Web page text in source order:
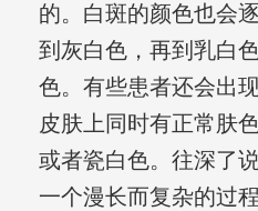
的。白斑的颜色也会
到灰白色，再到乳白
色。有些患者还会出
皮肤上同时有正常肤
或者瓷白色。往深了
一个漫长而复杂的过